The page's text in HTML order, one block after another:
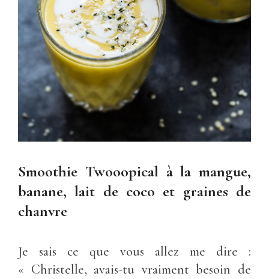
Smoothie Twooopical à la mangue,
banane, lait de coco et graines de
chanvre
Je sais ce que vous allez me dire :
« Christelle, avais-tu vraiment besoin de